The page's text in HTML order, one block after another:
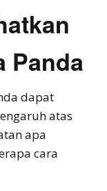
Panda
dapat
atas
apa
cara